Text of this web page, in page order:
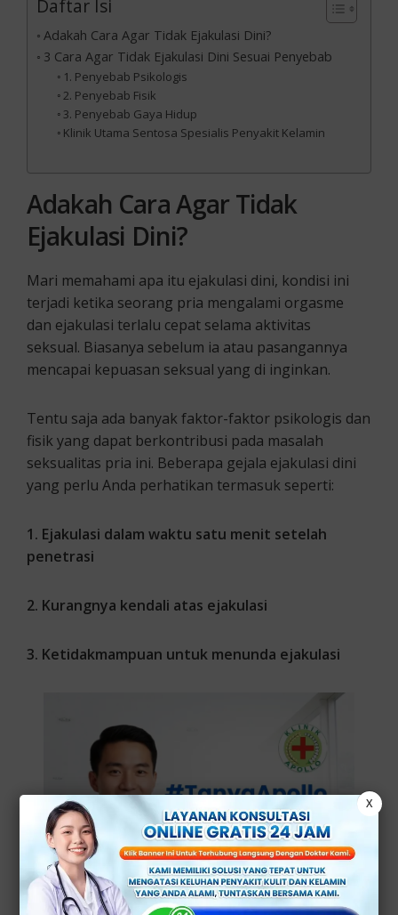
Daftar Isi
Adakah Cara Agar Tidak Ejakulasi Dini?
3 Cara Agar Tidak Ejakulasi Dini Sesuai Penyebab
1. Penyebab Psikologis
2. Penyebab Fisik
3. Penyebab Gaya Hidup
Klinik Utama Sentosa Spesialis Penyakit Kelamin
Adakah Cara Agar Tidak
Ejakulasi Dini?
Mari memahami apa itu ejakulasi dini, kondisi ini
terjadi ketika seorang pria mengalami orgasme
dan ejakulasi terlalu cepat selama aktivitas
seksual. Biasanya sebelum ia atau pasangannya
mencapai kepuasan seksual yang di inginkan.
Tentu saja ada banyak faktor-faktor psikologis dan
fisik yang dapat berkontribusi pada masalah
seksualitas pria ini. Beberapa gejala ejakulasi dini
yang perlu Anda perhatikan termasuk seperti:
1. Ejakulasi dalam waktu satu menit setelah
penetrasi
2. Kurangnya kendali atas ejakulasi
3. Ketidakmampuan untuk menunda ejakulasi
X